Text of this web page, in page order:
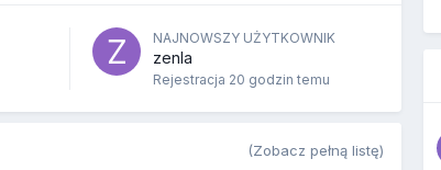
NAJNOWSZY UŻYTKOWNIK
zenla
Rejestracja 20 godzin temu
(Zobacz pełną listę)